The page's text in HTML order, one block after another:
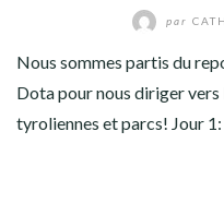
par
Nous sommes partis du
Dota pour nous diriger
tyroliennes et parcs! Jour